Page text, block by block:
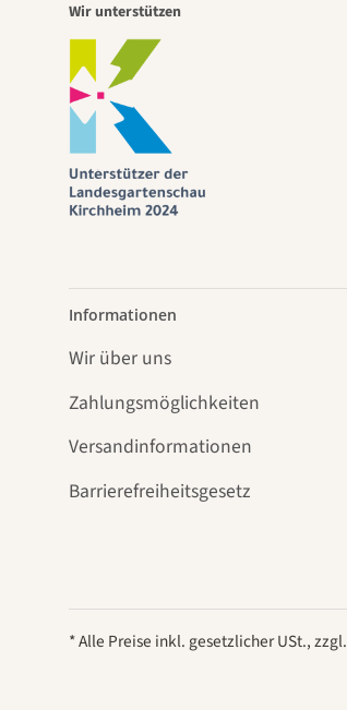
Wir unterstützen
Informationen
Wir über uns
Zahlungsmöglichkeiten
Versandinformationen
Barrierefreiheitsgesetz
* Alle Preise inkl. gesetzlicher USt., zzgl.